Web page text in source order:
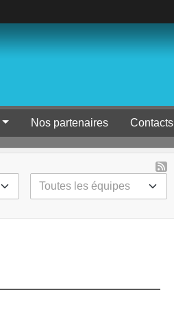
Nos partenaires Contacts